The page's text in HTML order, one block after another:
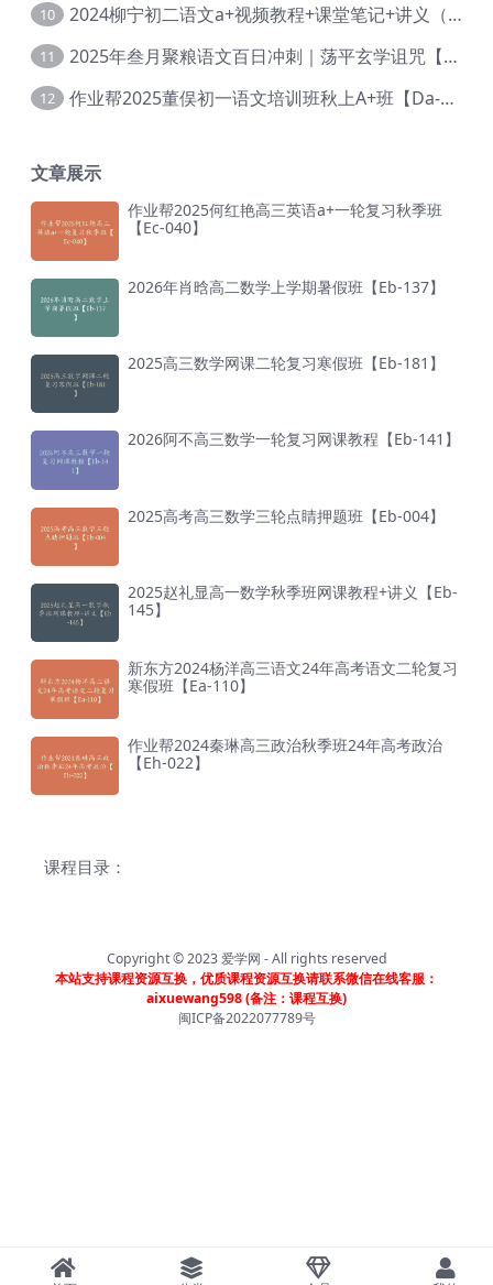
10 2024柳宁初二语文a+视频教程+课堂笔记+讲义（暑假班+秋季班）【Da-003】
11 2025年叁月聚粮语文百日冲刺｜荡平玄学诅咒【Ea-001】
12 作业帮2025董俣初一语文培训班秋上A+班【Da-038】
文章展示
作业帮2025何红艳高三英语a+一轮复习秋季班
【Ec-040】
2026年肖晗高二数学上学期暑假班【Eb-137】
2025高三数学网课二轮复习寒假班【Eb-181】
2026阿不高三数学一轮复习网课教程【Eb-141】
2025高考高三数学三轮点睛押题班【Eb-004】
2025赵礼显高一数学秋季班网课教程+讲义【Eb-
145】
新东方2024杨洋高三语文24年高考语文二轮复习
寒假班【Ea-110】
作业帮2024秦琳高三政治秋季班24年高考政治
【Eh-022】
课程目录：
Copyright © 2023爱学网 - All rights reserved
本站支持课程资源互换，优质课程资源互换请联系微信在线客服：
aixuewang598 (备注：课程互换)
闽ICP备2022077789号